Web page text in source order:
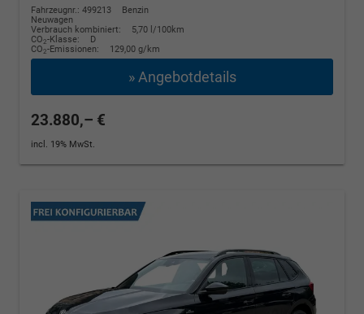
Fahrzeugnr.: 499213
Benzin
Neuwagen
Verbrauch kombiniert:
5,70 l/100km
CO2-Klasse:
D
CO2-Emissionen: 129,00 g/km
» Angebotdetails
23.880,– €
incl. 19% MwSt.